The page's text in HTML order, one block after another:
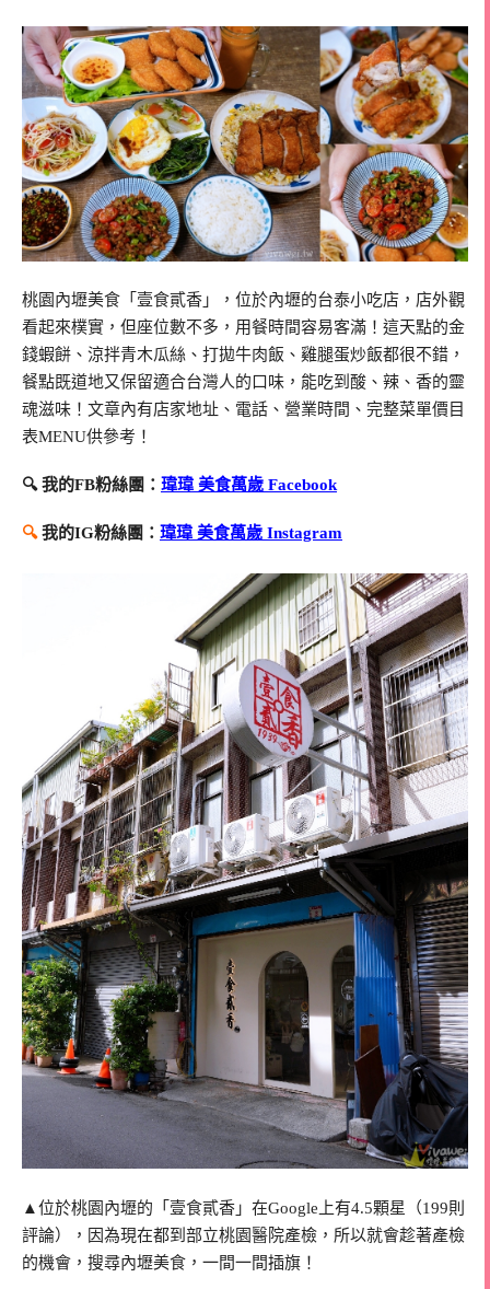
桃園內壢美食「壹食貳香」，位於內壢的台泰小吃店，店外觀
看起來樸實，但座位數不多，用餐時間容易客滿！這天點的金
錢蝦餅、涼拌青木瓜絲、打拋牛肉飯、雞腿蛋炒飯都很不錯，
餐點既道地又保留適合台灣人的口味，能吃到酸、辣、香的靈
魂滋味！文章內有店家地址、電話、營業時間、完整菜單價目
表MENU供參考！
🔍 我的FB粉絲團： 瑋瑋 美食萬歲 Facebook
🔍我的IG粉絲團： 瑋瑋 美食萬歲 Instagram
▲位於桃園內壢的「壹食貳香」在Google上有4.5顆星（199則
評論），因為現在都到部立桃園醫院產檢，所以就會趁著產檢
的機會，搜尋內壢美食，一間一間插旗！